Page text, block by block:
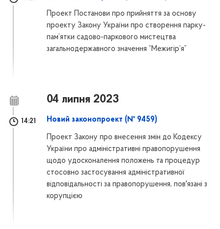
Проект Постанови про прийняття за основу
проекту Закону України про створення парку-
пам’ятки садово-паркового мистецтва
загальнодержавного значення “Межигір’я”
04 липня 2023
14:21 Новий законопроект (№ 9459)
Проект Закону про внесення змін до Кодексу
України про адміністративні правопорушення
щодо удосконалення положень та процедур
стосовно застосування адміністративної
відповідальності за правопорушення, пов'язані з
корупцією